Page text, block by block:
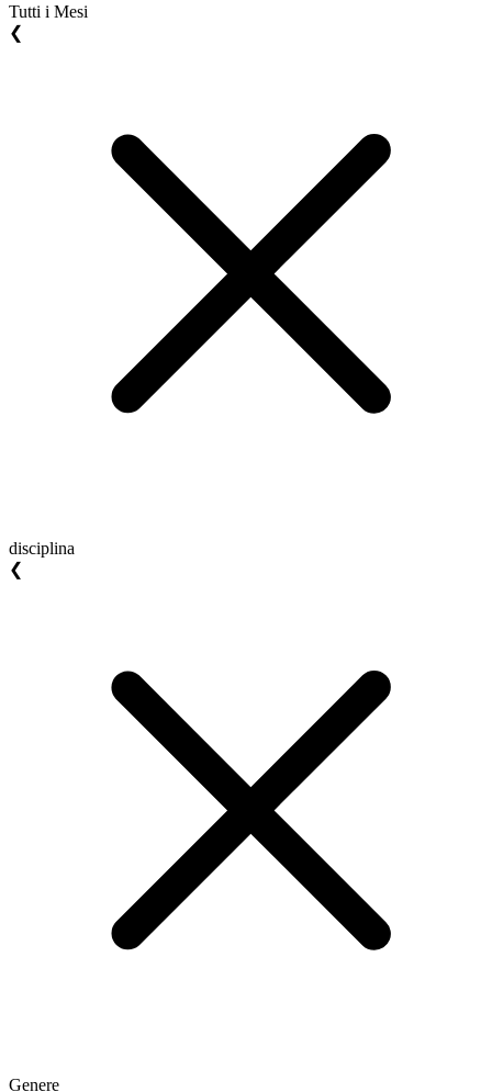
Tutti i Mesi
❮
disciplina
❮
Genere